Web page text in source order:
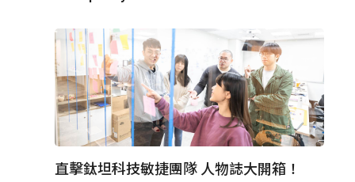
直擊鈦坦科技敏捷團隊 人物誌大開箱！